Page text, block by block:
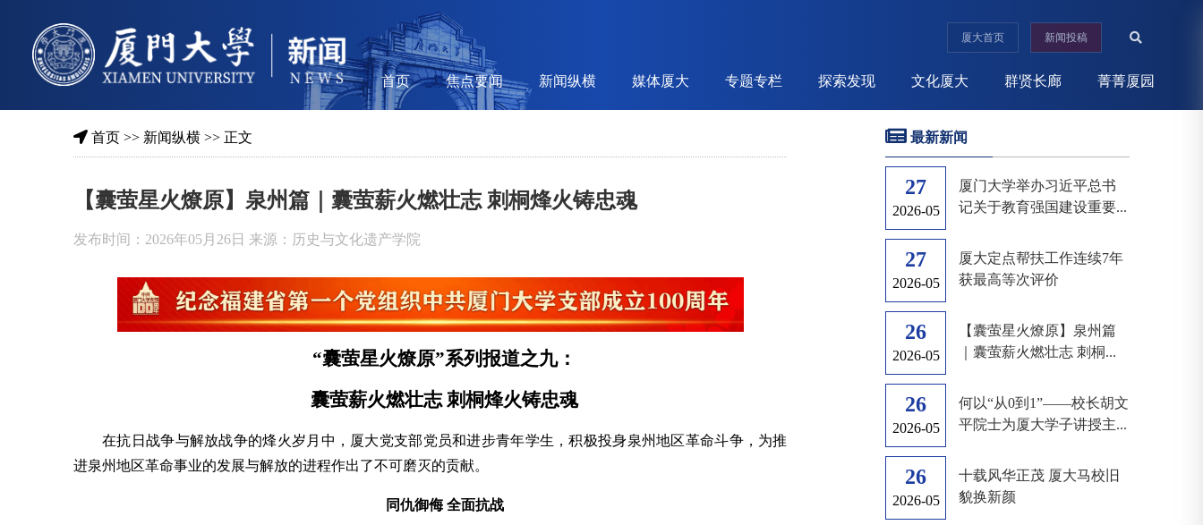
厦大首页 新闻投稿
首页 焦点要闻 新闻纵横 媒体厦大 专题专栏 探索发现 文化厦大 群贤长廊 菁菁厦园
首页 >> 新闻纵横 >> 正文
【囊萤星火燎原】泉州篇｜囊萤薪火燃壮志 刺桐烽火铸忠魂
发布时间：2026年05月26日 来源：历史与文化遗产学院
“囊萤星火燎原”系列报道之九：
囊萤薪火燃壮志 刺桐烽火铸忠魂
在抗日战争与解放战争的烽火岁月中，厦大党支部党员和进步青年学生，积极投身泉州地区革命斗争，为推
进泉州地区革命事业的发展与解放的进程作出了不可磨灭的贡献。
同仇御侮 全面抗战
最新新闻
27
2026-05
厦门大学举办习近平总书
记关于教育强国建设重要...
27
2026-05
厦大定点帮扶工作连续7年
获最高等次评价
26
2026-05
【囊萤星火燎原】泉州篇
｜囊萤薪火燃壮志 刺桐...
26
2026-05
何以“从0到1”——校长胡文
平院士为厦大学子讲授主...
26
2026-05
十载风华正茂 厦大马校旧
貌换新颜